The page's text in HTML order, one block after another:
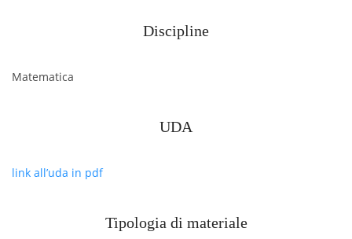
Discipline
Matematica
UDA
link all’uda in pdf
Tipologia di materiale